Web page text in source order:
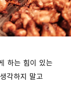
하는 힘이 있는
각하지 말고